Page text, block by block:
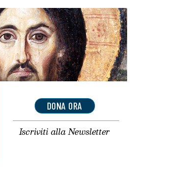
DONA ORA
Iscriviti allaNewsletter